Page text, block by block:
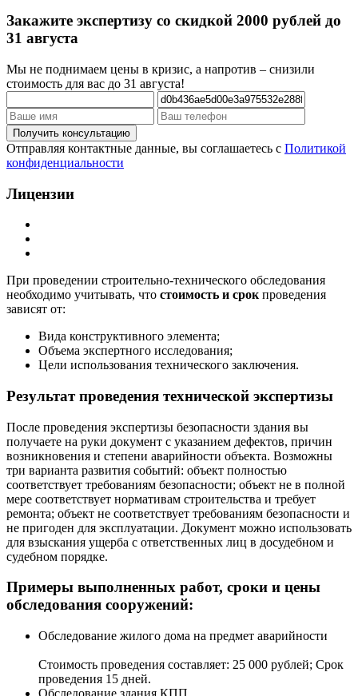
Закажите экспертизу со скидкой 2000 рублей до
31 августа
Мы не поднимаем цены в кризис, а напротив – снизили
стоимость для вас до 31 августа!
Отправляя контактные данные, вы соглашаетесь с Политикой
конфиденциальности
Лицензии
При проведении строительно-технического обследования
необходимо учитывать, что стоимость и срок проведения
зависят от:
Вида конструктивного элемента;
Объема экспертного исследования;
Цели использования технического заключения.
Результат проведения технической экспертизы
После проведения экспертизы безопасности здания вы
получаете на руки документ с указанием дефектов, причин
возникновения и степени аварийности объекта. Возможны
три варианта развития событий: объект полностью
соответствует требованиям безопасности; объект не в полной
мере соответствует нормативам строительства и требует
ремонта; объект не соответствует требованиям безопасности и
не пригоден для эксплуатации. Документ можно использовать
для взыскания ущерба с ответственных лиц в досудебном и
судебном порядке.
Примеры выполненных работ, сроки и цены
обследования сооружений:
Обследование жилого дома на предмет аварийности
Стоимость проведения составляет: 25 000 рублей; Срок
проведения 15 дней.
Обследование здания КПП